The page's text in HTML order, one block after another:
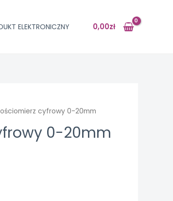
ELEKTRONICZNY 0,00zł
cyfrowy 0-20mm
0-20mm